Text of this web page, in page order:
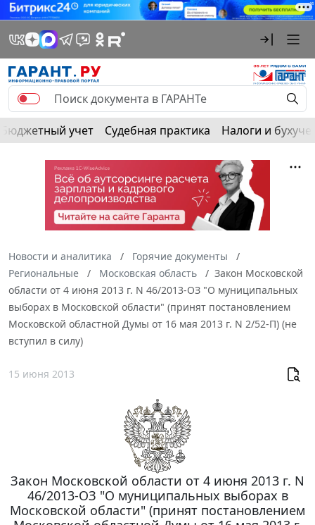
Бюджетный учет Судебная практика Налоги и
Новости и аналитика
Горячие документы
Региональные
Московская область
Закон Московской
области от 4 июня 2013 г. N 46/2013-ОЗ "О муниципальных
выборах в Московской области" (принят постановлением
Московской областной Думы от 16 мая 2013 г. N 2/52-П) (не
вступил в силу)
15 июня 2013
Закон Московской области от 4 июня 2013 г. N
46/2013-ОЗ "О муниципальных выборах в
Московской области" (принят постановлением